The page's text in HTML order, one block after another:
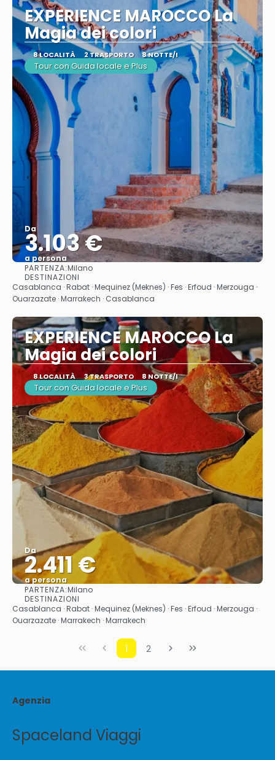
EXPERIENCE MAROCCO La
Magia dei colori
8 LOCALITÀ 2 TRASPORTO 8 NOTTE/I
Tour con Guida locale e Plus
Da
3.103 €
a persona
PARTENZA:Milano
DESTINAZIONI
Casablanca · Rabat · Mequinez (Meknes) · Fes · Erfoud · Merzouga ·
Ouarzazate · Marrakech · Casablanca
EXPERIENCE MAROCCO La
Magia dei colori
8 LOCALITÀ 3 TRASPORTO 8 NOTTE/I
Tour con Guida locale e Plus
Da
2.411 €
a persona
PARTENZA:Milano
DESTINAZIONI
Casablanca · Rabat · Mequinez (Meknes) · Fes · Erfoud · Merzouga ·
Ouarzazate · Marrakech · Marrakech
1 2
Agenzia
Spaceland Viaggi